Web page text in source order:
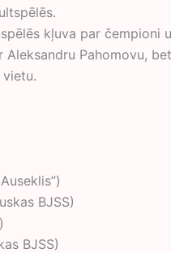
kļuva par čempioni
Pahomovu,
BJSS)
BJSS)